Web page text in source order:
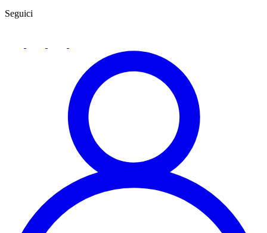
Seguici